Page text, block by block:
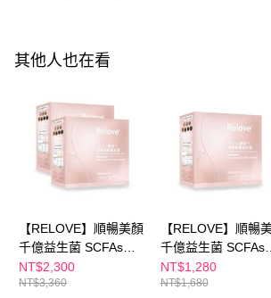
１．於結帳方式選擇「AFTEE先享後付」後，將跳轉
結帳頁面，進行簡訊認證並確認金額後，即可完成結
ATM／網路銀行／等多元方式進行付款，方視為交易
※ 請注意：結帳手續完成當下不需立刻繳費，但若
購買商品的店家。未經商家同意取消之訂單仍視為
後付繳納相關費用。
※ 交易是否成功請以「AFTEE先享後付 」之結帳頁
是否繳費成功／繳費後需取消欲退款等相關疑問，請
【注意事項】
１．透過由恩沛科技股份有限公司提供之「AFTEE
易，需依本服務之必要範圍內提供個人資料，並將交
權轉讓予恩沛科技股份有限公司。
付款後全家取貨
萊爾富取貨付款
每筆NT$100，滿NT$600(含以上)免運費
付款後萊爾富取貨
7-11付款取貨
每筆NT$100，滿NT$600(含以上)免運費
其他人也在看
【RELOVE】順暢美顏
千億益生菌 SCFAs專
益™30包 (蜜桃風
味)x2
NT$2,300
NT$3,360
【RELOVE】順暢
千億益生菌 SCFAs專
益™30包 (蜜桃風味)
NT$1,280
NT$1,680